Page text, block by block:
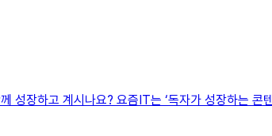
장하고 계시나요? 요즘IT는 ‘독자가 성장하는 콘